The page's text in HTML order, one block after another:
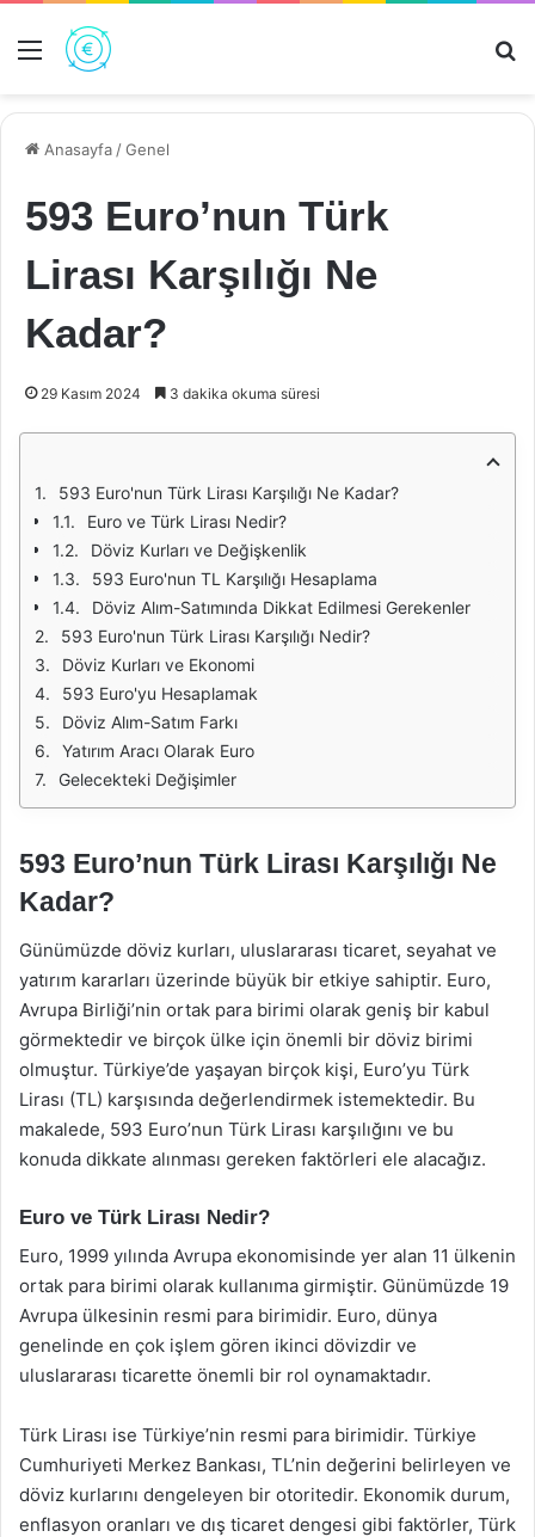
Menü
Anasayfa /Genel
593 Euro’nun Türk
Lirası Karşılığı Ne
Kadar?
29 Kasım 2024 3 dakika okuma süresi
593 Euro'nun Türk Lirası Karşılığı Ne Kadar?
Euro ve Türk Lirası Nedir?
Döviz Kurları ve Değişkenlik
593 Euro'nun TL Karşılığı Hesaplama
Döviz Alım-Satımında Dikkat Edilmesi Gerekenler
593 Euro'nun Türk Lirası Karşılığı Nedir?
Döviz Kurları ve Ekonomi
593 Euro'yu Hesaplamak
Döviz Alım-Satım Farkı
Yatırım Aracı Olarak Euro
Gelecekteki Değişimler
593 Euro’nun Türk Lirası Karşılığı Ne
Kadar?
Günümüzde döviz kurları, uluslararası ticaret, seyahat ve
yatırım kararları üzerinde büyük bir etkiye sahiptir. Euro,
Avrupa Birliği’nin ortak para birimi olarak geniş bir kabul
görmektedir ve birçok ülke için önemli bir döviz birimi
olmuştur. Türkiye’de yaşayan birçok kişi, Euro’yu Türk
Lirası (TL) karşısında değerlendirmek istemektedir. Bu
makalede, 593 Euro’nun Türk Lirası karşılığını ve bu
konuda dikkate alınması gereken faktörleri ele alacağız.
Euro ve Türk Lirası Nedir?
Euro, 1999 yılında Avrupa ekonomisinde yer alan 11 ülkenin
ortak para birimi olarak kullanıma girmiştir. Günümüzde 19
Avrupa ülkesinin resmi para birimidir. Euro, dünya
genelinde en çok işlem gören ikinci dövizdir ve
uluslararası ticarette önemli bir rol oynamaktadır.
Türk Lirası ise Türkiye’nin resmi para birimidir. Türkiye
Cumhuriyeti Merkez Bankası, TL’nin değerini belirleyen ve
döviz kurlarını dengeleyen bir otoritedir. Ekonomik durum,
enflasyon oranları ve dış ticaret dengesi gibi faktörler, Türk